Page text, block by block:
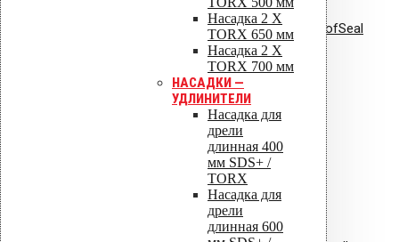
Насадка 2 X
TORX 650 мм
Насадка 2 X
TORX 700 мм
НАСАДКИ —
УДЛИНИТЕЛИ
Насадка для
дрели
длинная 400
мм SDS+ /
TORX
Насадка для
дрели
длинная 600
Инструкция по монтажу VILPE RoofSeal